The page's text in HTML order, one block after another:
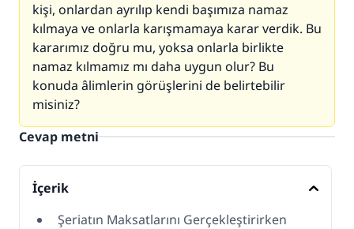
kişi, onlardan ayrılıp kendi başımıza namaz
kılmaya ve onlarla karışmamaya karar verdik. Bu
kararımız doğru mu, yoksa onlarla birlikte
namaz kılmamız mı daha uygun olur? Bu
konuda âlimlerin görüşlerini de belirtebilir
misiniz?
Cevap metni
İçerik
Şeriatın Maksatlarını Gerçekleştirirken